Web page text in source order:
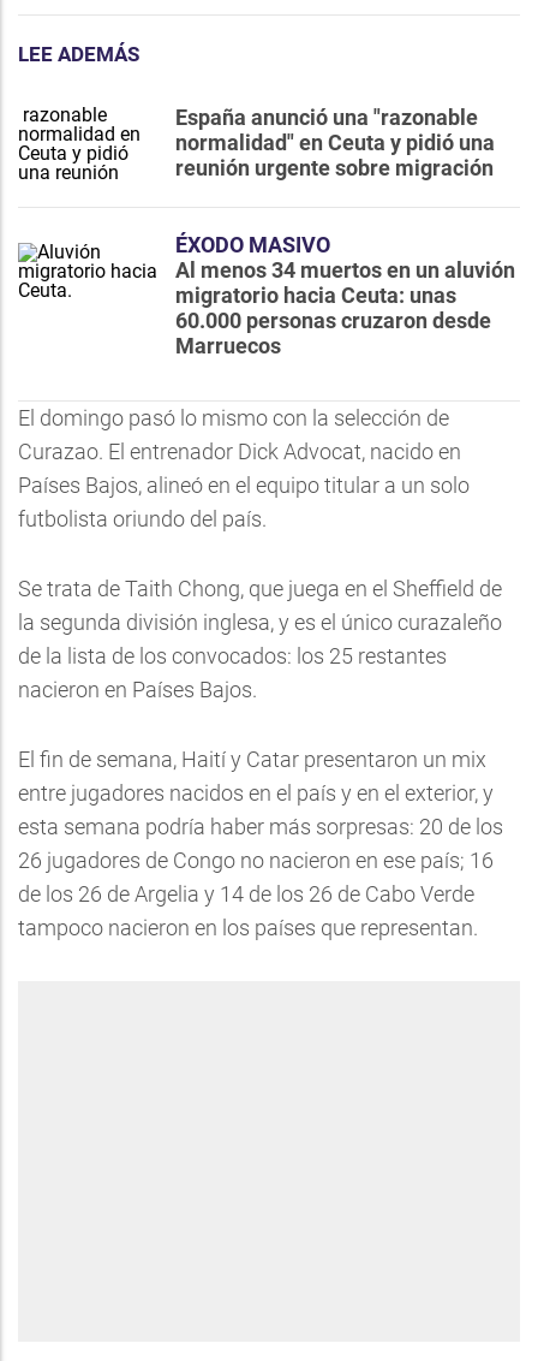
LEE ADEMÁS
España anunció una "razonable
normalidad" en Ceuta y pidió una
reunión urgente sobre migración
ÉXODO MASIVO
Al menos 34 muertos en un aluvión
migratorio hacia Ceuta: unas
60.000 personas cruzaron desde
Marruecos
El domingo pasó lo mismo con la selección de
Curazao. El entrenador Dick Advocat, nacido en
Países Bajos, alineó en el equipo titular a un solo
futbolista oriundo del país.
Se trata de Taith Chong, que juega en el Sheffield de
la segunda división inglesa, y es el único curazaleño
de la lista de los convocados: los 25 restantes
nacieron en Países Bajos.
El fin de semana, Haití y Catar presentaron un mix
entre jugadores nacidos en el país y en el exterior, y
esta semana podría haber más sorpresas: 20 de los
26 jugadores de Congo no nacieron en ese país; 16
de los 26 de Argelia y 14 de los 26 de Cabo Verde
tampoco nacieron en los países que representan.